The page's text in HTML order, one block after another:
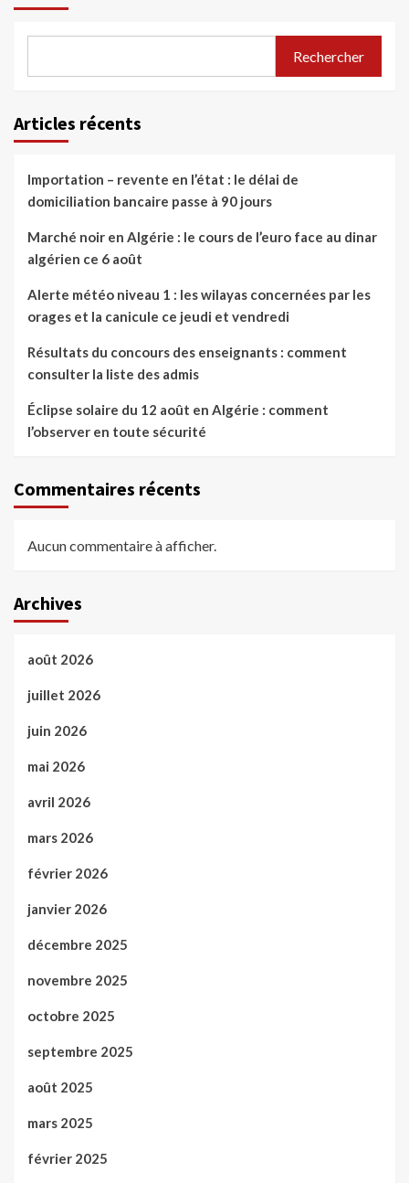
Rechercher
Articles récents
Importation – revente en l’état : le délai de
domiciliation bancaire passe à 90 jours
Marché noir en Algérie : le cours de l’euro face au dinar
algérien ce 6 août
Alerte météo niveau 1 : les wilayas concernées par les
orages et la canicule ce jeudi et vendredi
Résultats du concours des enseignants : comment
consulter la liste des admis
Éclipse solaire du 12 août en Algérie : comment
l’observer en toute sécurité
Commentaires récents
Aucun commentaire à afficher.
Archives
août 2026
juillet 2026
juin 2026
mai 2026
avril 2026
mars 2026
février 2026
janvier 2026
décembre 2025
novembre 2025
octobre 2025
septembre 2025
août 2025
mars 2025
février 2025